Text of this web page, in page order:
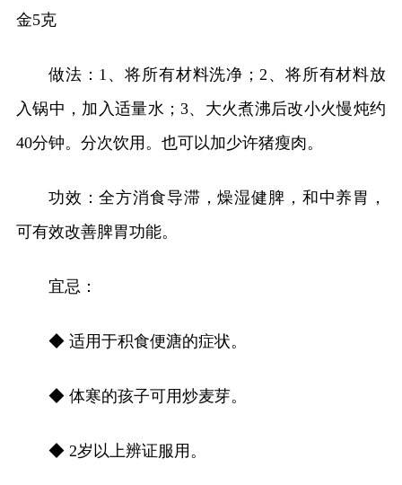
金5克
做法：1、将所有材料洗净；2、将所有材料放
入锅中，加入适量水；3、大火煮沸后改小火慢炖约
40分钟。分次饮用。也可以加少许猪瘦肉。
功效：全方消食导滞，燥湿健脾，和中养胃，
可有效改善脾胃功能。
宜忌：
◆ 适用于积食便溏的症状。
◆ 体寒的孩子可用炒麦芽。
◆ 2岁以上辨证服用。